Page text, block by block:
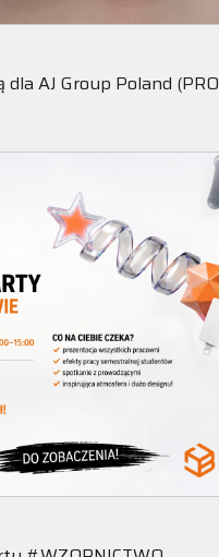
Studenci projektują dla AJ Group Poland